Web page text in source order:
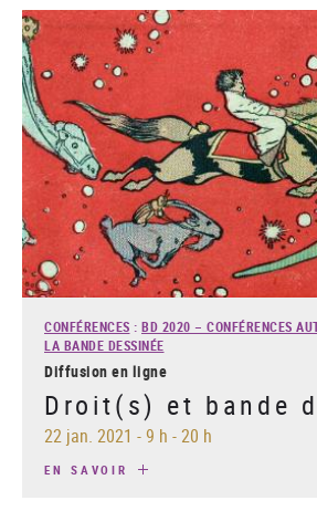
CONFÉRENCES : BD 2020 – CONFÉRENCES
LA BANDE DESSINÉE
Diffusion en ligne
Droit(s) et bande
22 jan. 2021 -9 h - 20 h
EN SAVOIR